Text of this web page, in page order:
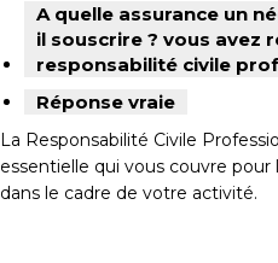
A quelle assurance un
il souscrire ? vous avez
responsabilité civile
Réponse vraie
La Responsabilité Civile
essentielle qui vous couvre
dans le cadre de votre activité.